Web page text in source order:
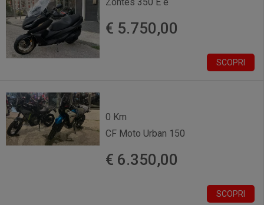
Zontes 350 E e
€ 5.750,00
SCOPRI
0 Km
CF Moto Urban 150
€ 6.350,00
SCOPRI